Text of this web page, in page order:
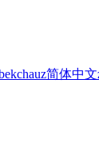
uz简体中文